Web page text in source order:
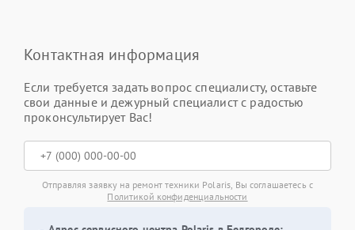
Контактная информация
Если требуется задать вопрос специалисту, оставьте
свои данные и дежурный специалист с радостью
проконсультирует Вас!
Отправляя заявку на ремонт техники Polaris, Вы соглашаетесь с
Политикой конфиденциальности